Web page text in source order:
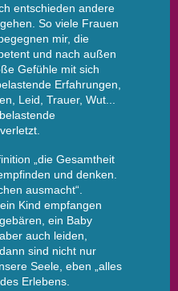
entschieden andere
So viele Frauen
mir, die
und nach außen
Gefühle mit sich
Erfahrungen,
Leid, Trauer, Wut...
„die Gesamtheit
und denken.
ausmacht“.
Kind empfangen
ein Baby
auch leiden,
sind nicht nur
Seele, eben „alles
Erlebens.